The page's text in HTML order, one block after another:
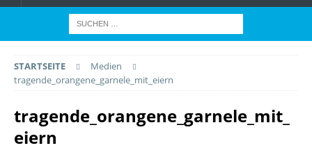
STARTSEITE
Medien
tragende_orangene_garnele_mit_eiern
tragende_orangene_garnele_mit_
eiern